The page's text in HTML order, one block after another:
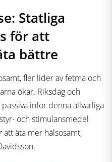
Statliga
för att
bättre
fler lider av fetma och
ökar. Riksdag och
inför denna allvarliga
och stimulansmedel
äta mer hälsosamt,